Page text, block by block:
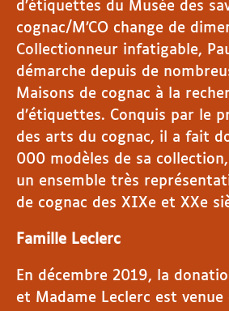
d’étiquettes du Musée des
cognac/M’CO change de
Collectionneur infatigable,
démarche depuis de
Maisons de cognac à la
d’étiquettes. Conquis par le
des arts du cognac, il a fait
000 modèles de sa
un ensemble très
de cognac des XIXe et XXe
Famille Leclerc
En décembre 2019, la
et Madame Leclerc est venue